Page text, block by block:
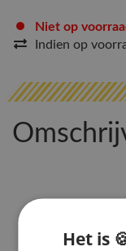
Niet op
Indien op
Het is